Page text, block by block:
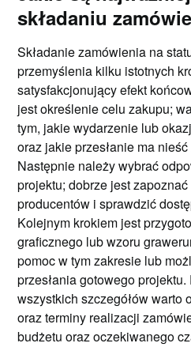
składaniu
Składanie zamówienia na
przemyślenia kilku istotnych
satysfakcjonujący efekt
jest określenie celu zakupu;
tym, jakie wydarzenie lub
oraz jakie przesłanie ma
Następnie należy wybrać
projektu; dobrze jest
producentów i sprawdzić
Kolejnym krokiem jest
graficznego lub wzoru
pomoc w tym zakresie lub
przesłania gotowego
wszystkich szczegółów warto
oraz terminy realizacji
budżetu oraz oczekiwanego